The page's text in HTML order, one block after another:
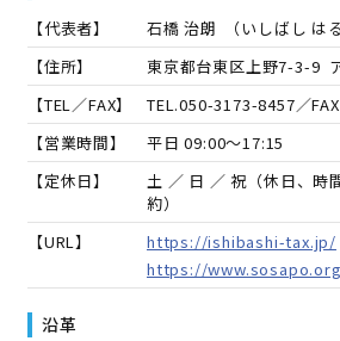
【代表者】 石橋 治朗 （いしばし は
【住所】
東京都台東区上野7-3-9
【TEL／FAX】
TEL.050-3173-8457／
【営業時間】
平日 09:00～17:15
【定休日】
土 ／ 日 ／ 祝（休日、時
約）
【URL】
https://ishibashi-tax.jp/
https://
沿革